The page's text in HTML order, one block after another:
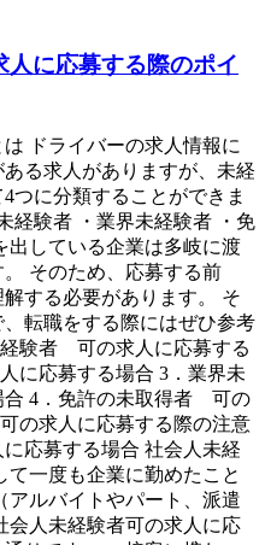
に応募する際のポイ
ドライバーの求人情報に
ある求人がありますが、未経
つに分類することができま
経験者 ・業界未経験者 ・免
出している企業は多岐に渡
そのため、応募する前
する必要があります。 そ
転職をする際にはぜひ参考
験者 可の求人に応募する
に応募する場合 3．業界未
4．免許の未取得者 可の
の求人に応募する際の注意
応募する場合 社会人未経
一度も企業に勤めたこと
アルバイトやパート、派遣
会人未経験者可の求人に応